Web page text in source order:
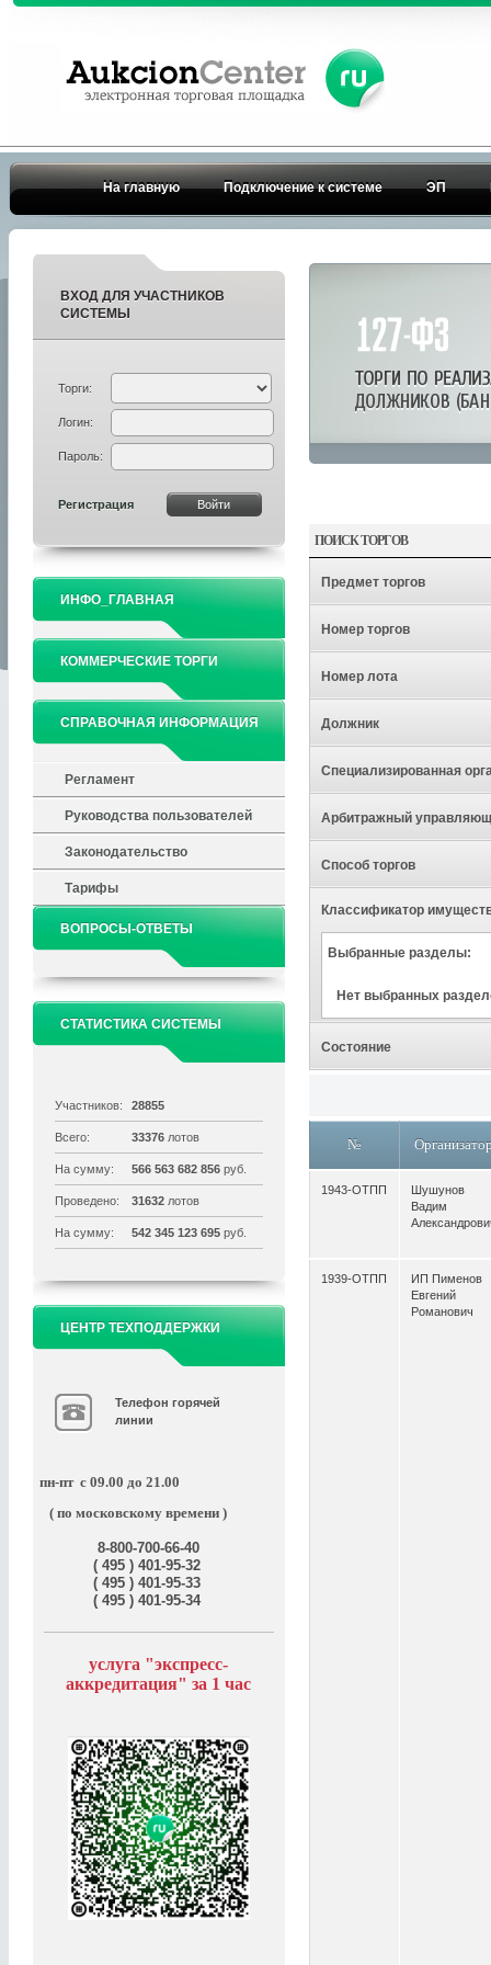
На главную Подключение к системе ЭП
ВХОД ДЛЯ УЧАСТНИКОВ
СИСТЕМЫ
Торги:
Логин:
Пароль:
Регистрация
ИНФО_ГЛАВНАЯ
КОММЕРЧЕСКИЕ ТОРГИ
СПРАВОЧНАЯ ИНФОРМАЦИЯ
Регламент
Руководства пользователей
Законодательство
Тарифы
ВОПРОСЫ-ОТВЕТЫ
СТАТИСТИКА СИСТЕМЫ
Участников: 28855
Всего: 33376 лотов
На сумму: 566 563 682 856 руб.
Проведено: 31632 лотов
На сумму: 542 345 123 695 руб.
ЦЕНТР ТЕХПОДДЕРЖКИ
Телефон горячей
линии
пн-пт с 09.00 до 21.00
( по московскому времени )
8-800-700-66-40
( 495 ) 401-95-32
( 495 ) 401-95-33
( 495 ) 401-95-34
услуга "экспресс-
аккредитация" за 1 час
ПОИСК ТОРГОВ
Предмет торгов
Номер торгов
Номер лота
Должник
Специализированная
Арбитражный
Способ торгов
Классификатор
Выбранные разделы:
Нет выбранных
Состояние
№
1943-ОТПП
Шушунов
Вадим
1939-ОТПП
ИП Пименов
Евгений
Романович